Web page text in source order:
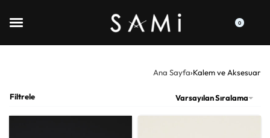
0
Ana Sayfa›Kalem ve Aksesuar
Varsayılan Sıralama
Filtrele